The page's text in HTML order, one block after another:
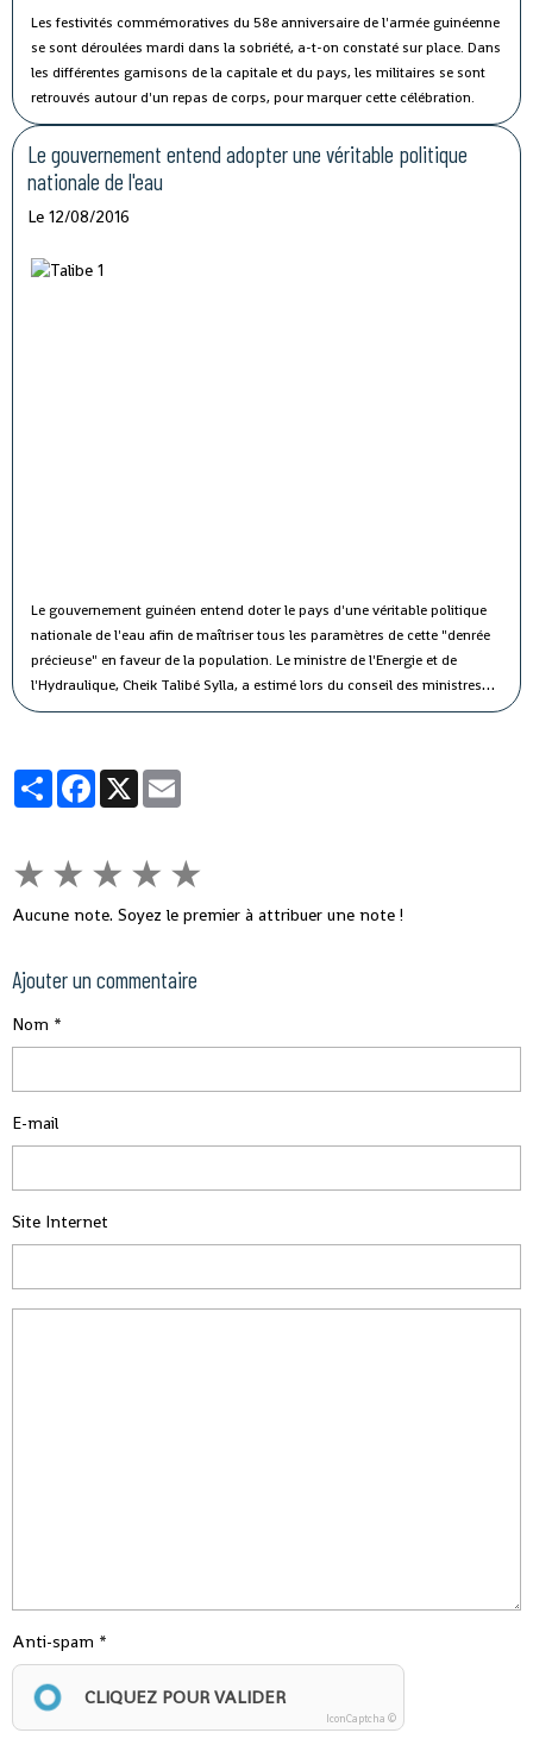
Les festivités commémoratives du 58e anniversaire de l'armée guinéenne
se sont déroulées mardi dans la sobriété, a-t-on constaté sur place. Dans
les différentes garnisons de la capitale et du pays, les militaires se sont
retrouvés autour d'un repas de corps, pour marquer cette célébration.
Le gouvernement entend adopter une véritable politique
nationale de l'eau
Le 12/08/2016
Le gouvernement guinéen entend doter le pays d'une véritable politique
nationale de l'eau afin de maîtriser tous les paramètres de cette "denrée
précieuse" en faveur de la population. Le ministre de l'Energie et de
l'Hydraulique, Cheik Talibé Sylla, a estimé lors du conseil des ministres
jeudi que le "potentiel des ressources en eau du pays est estimé à 226
PartagerFacebook
X
★ ★ ★ ★ ★
Aucune note. Soyez le premier à attribuer une note !
Ajouter un commentaire
Nom
E-mail
Site Internet
Anti-spam
CLIQUEZ POUR VALIDER
IconCaptcha ©